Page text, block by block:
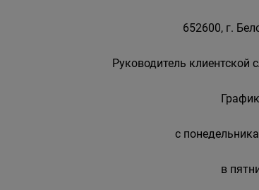
652600, г.
Руководитель
с
в